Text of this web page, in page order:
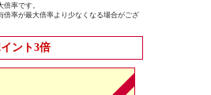
率です。
率が最大倍率より少なくなる場合がござ
ント3倍